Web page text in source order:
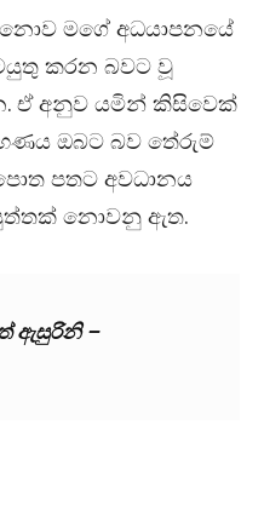
නොව මගේ අධයාපනයේ
කරන බවට වූ
ඒ අනුව යමින් කිසිවෙක්
ඔබට බව තේරුම්
පතට අවධානය
නොවනු ඇත.
ඇසුරිනි –